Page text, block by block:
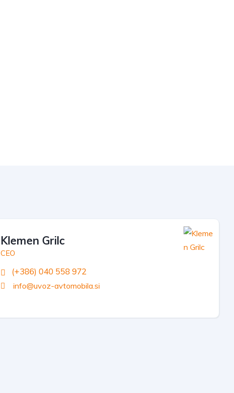
Klemen Grilc
CEO
(+386) 040 558 972
info@uvoz-avtomobila.si